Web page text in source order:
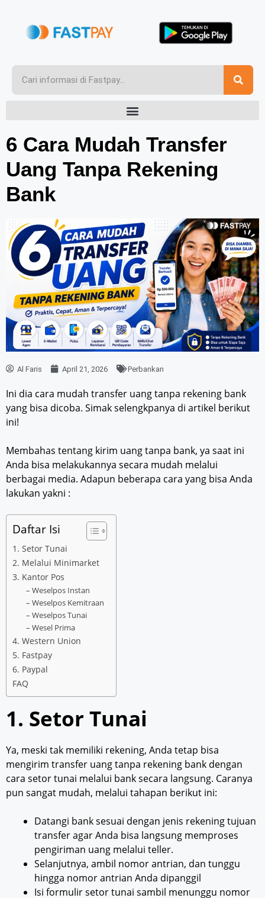
6 Cara Mudah Transfer
Uang Tanpa Rekening
Bank
Al Faris April 21, 2026 Perbankan
Ini dia cara mudah transfer uang tanpa rekening bank
yang bisa dicoba. Simak selengkpanya di artikel berikut
ini!
Membahas tentang kirim uang tanpa bank, ya saat ini
Anda bisa melakukannya secara mudah melalui
berbagai media. Adapun beberapa cara yang bisa Anda
lakukan yakni :
Daftar Isi
1. Setor Tunai
2. Melalui Minimarket
3. Kantor Pos
– Weselpos Instan
– Weselpos Kemitraan
– Weselpos Tunai
– Wesel Prima
4. Western Union
5. Fastpay
6. Paypal
FAQ
1. Setor Tunai
Ya, meski tak memiliki rekening, Anda tetap bisa
mengirim transfer uang tanpa rekening bank dengan
cara setor tunai melalui bank secara langsung. Caranya
pun sangat mudah, melalui tahapan berikut ini:
Datangi bank sesuai dengan jenis rekening tujuan
transfer agar Anda bisa langsung memproses
pengiriman uang melalui teller.
Selanjutnya, ambil nomor antrian, dan tunggu
hingga nomor antrian Anda dipanggil
Isi formulir setor tunai sambil menunggu nomor